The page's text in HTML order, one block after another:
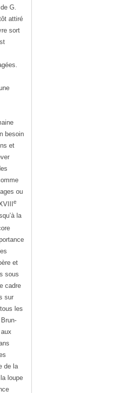
G.
attiré
sort
besoin
et
ou
e
la
et
sous
cadre
sur
les
de la
loupe